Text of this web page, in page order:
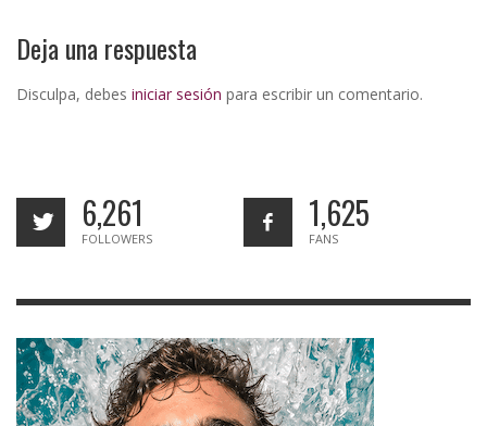
Deja una respuesta
Disculpa, debes iniciar sesión para escribir un comentario.
6,261
FOLLOWERS
1,625
FANS